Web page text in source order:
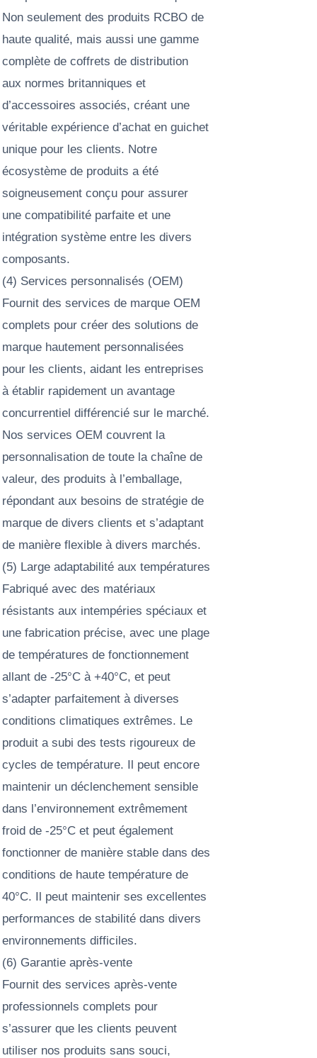
Non seulement des produits RCBO de
haute qualité, mais aussi une gamme
complète de coffrets de distribution
aux normes britanniques et
d’accessoires associés, créant une
véritable expérience d’achat en guichet
unique pour les clients. Notre
écosystème de produits a été
soigneusement conçu pour assurer
une compatibilité parfaite et une
intégration système entre les divers
composants.
(4) Services personnalisés (OEM)
Fournit des services de marque OEM
complets pour créer des solutions de
marque hautement personnalisées
pour les clients, aidant les entreprises
à établir rapidement un avantage
concurrentiel différencié sur le marché.
Nos services OEM couvrent la
personnalisation de toute la chaîne de
valeur, des produits à l’emballage,
répondant aux besoins de stratégie de
marque de divers clients et s’adaptant
de manière flexible à divers marchés.
(5) Large adaptabilité aux températures
Fabriqué avec des matériaux
résistants aux intempéries spéciaux et
une fabrication précise, avec une plage
de températures de fonctionnement
allant de -25°C à +40°C, et peut
s’adapter parfaitement à diverses
conditions climatiques extrêmes. Le
produit a subi des tests rigoureux de
cycles de température. Il peut encore
maintenir un déclenchement sensible
dans l’environnement extrêmement
froid de -25°C et peut également
fonctionner de manière stable dans des
conditions de haute température de
40°C. Il peut maintenir ses excellentes
performances de stabilité dans divers
environnements difficiles.
(6) Garantie après-vente
Fournit des services après-vente
professionnels complets pour
s’assurer que les clients peuvent
utiliser nos produits sans souci,